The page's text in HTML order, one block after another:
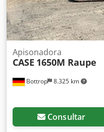
Bottrop 8.325 km
Apisonadora
CASE 1650M Raupe
Consultar